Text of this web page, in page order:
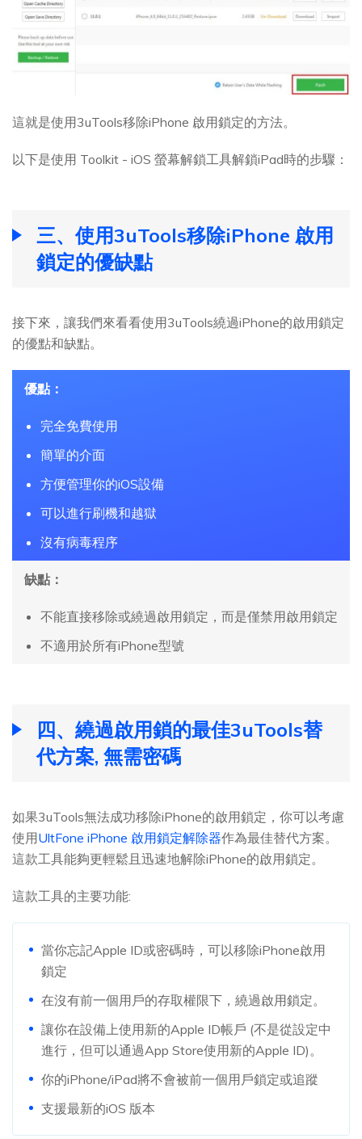
這就是使用3uTools移除iPhone 啟用鎖定的方法。
以下是使用 Toolkit - iOS 螢幕解鎖工具解鎖iPad時的步驟：
三、使用3uTools移除iPhone 啟用
鎖定的優缺點
接下來，讓我們來看看使用3uTools繞過iPhone的啟用鎖定
的優點和缺點。
優點：
完全免費使用
簡單的介面
方便管理你的iOS設備
可以進行刷機和越獄
沒有病毒程序
缺點：
不能直接移除或繞過啟用鎖定，而是僅禁用啟用鎖定
不適用於所有iPhone型號
四、繞過啟用鎖的最佳3uTools替
代方案, 無需密碼
如果3uTools無法成功移除iPhone的啟用鎖定，你可以考慮
使用UltFone iPhone 啟用鎖定解除器作為最佳替代方案。
這款工具能夠更輕鬆且迅速地解除iPhone的啟用鎖定。
這款工具的主要功能:
當你忘記Apple ID或密碼時，可以移除iPhone啟用
鎖定
在沒有前一個用戶的存取權限下，繞過啟用鎖定。
讓你在設備上使用新的Apple ID帳戶 (不是從設定中
進行，但可以通過App Store使用新的Apple ID)。
你的iPhone/iPad將不會被前一個用戶鎖定或追蹤
支援最新的iOS 版本